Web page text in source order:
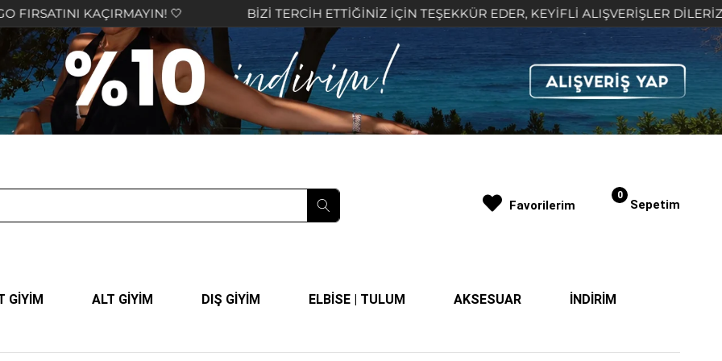
KAÇIRMAYIN! 🤍 BİZİ TERCİH ETTİĞİNİZ İÇİN TEŞEKKÜR EDER, KEYİFLİ ALIŞVERİŞLER DİLERİZ 🤍
Sepetim
0
GİYİM ALT GİYİM DIŞ GİYİM ELBİSE | TULUM AKSESUAR İNDİRİM
Favorilerim